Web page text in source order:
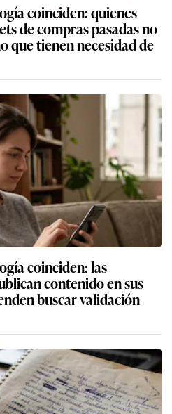
coinciden: quienes
de compras pasadas no
que tienen necesidad de
coinciden: las
contenido en sus
buscar validación